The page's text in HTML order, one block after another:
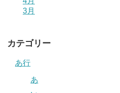
3月
カテゴリー
あ行
あ